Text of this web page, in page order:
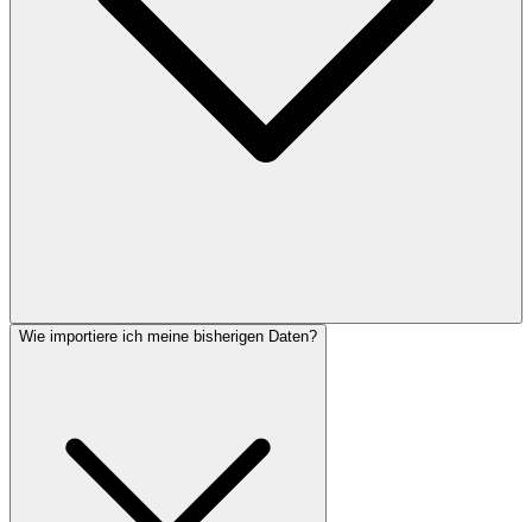
Wie importiere ich meine bisherigen Daten?